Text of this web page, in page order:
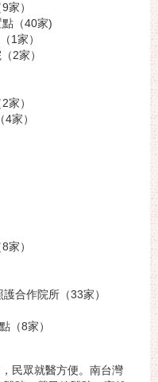
家）
（40家)
1家）
2家）
家）
家）
家）
合作院所（33家）
（8家）
民眾就醫方便。南台灣